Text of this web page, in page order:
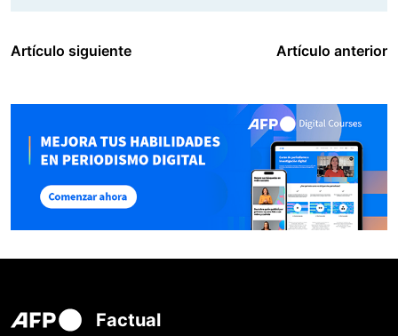
Artículo siguiente Artículo anterior
Factual